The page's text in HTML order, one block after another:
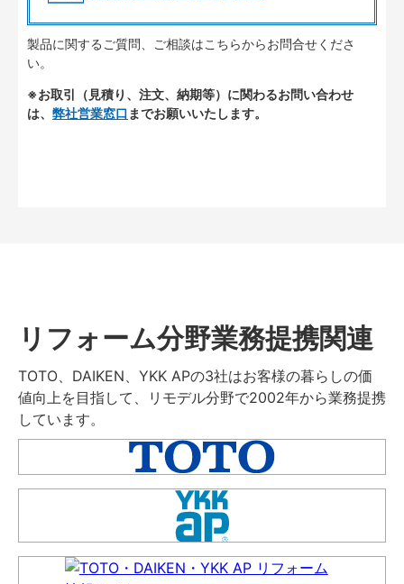
製品に関するご質問、ご相談はこちらからお問合せくださ
い。
※お取引（見積り、注文、納期等）に関わるお問い合わせ
は、 弊社営業窓口 までお願いいたします。
リフォーム分野業務提携関連
TOTO、DAIKEN、YKK APの3社はお客様の暮らしの価
値向上を目指して、リモデル分野で2002年から業務提携
しています。